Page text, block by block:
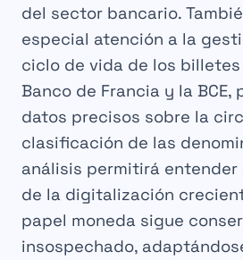
del sector bancario.
especial atención a la
ciclo de vida de los
Banco de Francia y la BCE,
datos precisos sobre la
clasificación de las
análisis permitirá entender
de la digitalización
papel moneda sigue
insospechado,